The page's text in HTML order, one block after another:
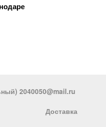
2040050@mail.ru
Доставка